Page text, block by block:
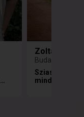
Zoltán (48)
Budapest
mindenaron